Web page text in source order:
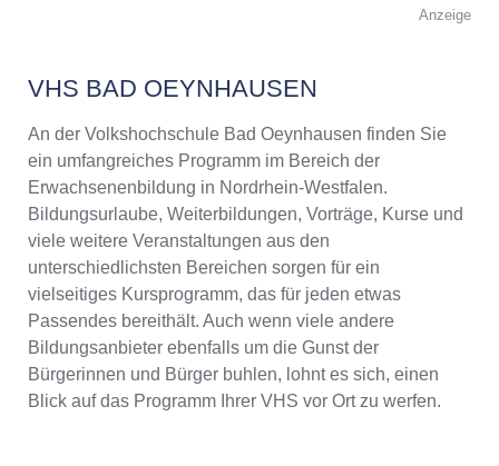
Anzeige
VHS BAD OEYNHAUSEN
An der Volkshochschule Bad Oeynhausen finden Sie
ein umfangreiches Programm im Bereich der
Erwachsenenbildung in Nordrhein-Westfalen.
Bildungsurlaube, Weiterbildungen, Vorträge, Kurse und
viele weitere Veranstaltungen aus den
unterschiedlichsten Bereichen sorgen für ein
vielseitiges Kursprogramm, das für jeden etwas
Passendes bereithält. Auch wenn viele andere
Bildungsanbieter ebenfalls um die Gunst der
Bürgerinnen und Bürger buhlen, lohnt es sich, einen
Blick auf das Programm Ihrer VHS vor Ort zu werfen.